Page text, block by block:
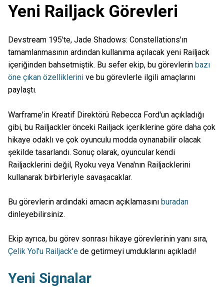
Yeni Railjack Görevleri
Devstream 195'te, Jade Shadows: Constellations'ın
tamamlanmasının ardından kullanıma açılacak yeni Railjack
içeriğinden bahsetmiştik. Bu sefer ekip, bu görevlerin bazı
öne çıkan özelliklerini ve bu görevlerle ilgili amaçlarını
paylaştı.
Warframe'in Kreatif Direktörü Rebecca Ford'un açıkladığı
gibi, bu Railjackler önceki Railjack içeriklerine göre daha çok
hikaye odaklı ve çok oyunculu modda oynanabilir olacak
şekilde tasarlandı. Sonuç olarak, oyuncular kendi
Railjacklerini değil, Ryoku veya Vena'nın Railjacklerini
kullanarak birbirleriyle savaşacaklar.
Bu görevlerin ardındaki amacın açıklamasını buradan
dinleyebilirsiniz.
Ekip ayrıca, bu görev sonrası hikaye görevlerinin yanı sıra,
Çelik Yol'u Railjack'e de getirmeyi umduklarını açıkladı!
Yeni Signalar